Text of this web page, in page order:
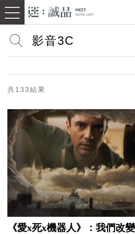
共133結果
《愛x死x機器人 》：我們改